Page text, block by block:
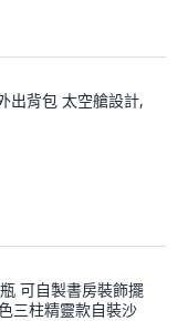
出背包 太空艙設計,
可自製書房裝飾擺
三柱精靈款自裝沙